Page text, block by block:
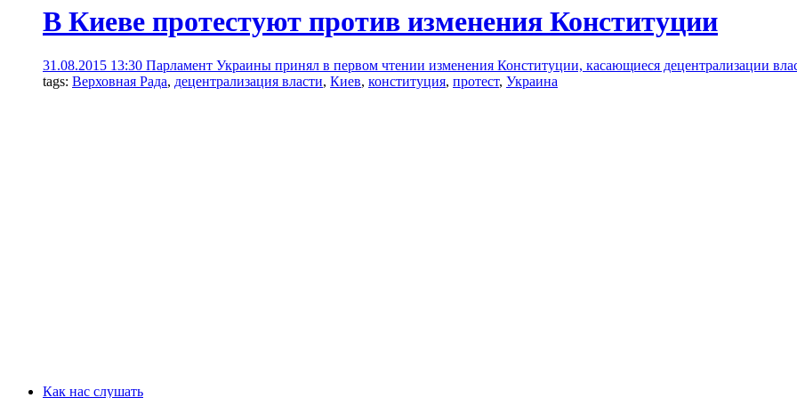
В Киеве протестуют против изменения Конституции
31.08.2015 13:30 Парламент Украины принял в первом чтении изменения Конституции, касающиеся децентрализации
tags: Верховная Рада, децентрализация власти, Киев, конституция, протест, Украина
Как нас слушать